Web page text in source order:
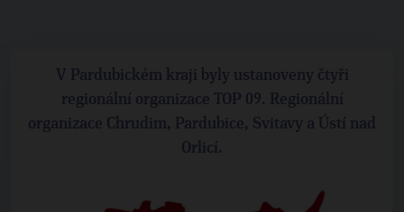
V Pardubickém kraji byly ustanoveny čtyři
regionální organizace TOP 09. Regionální
organizace Chrudim, Pardubice, Svitavy a Ústí nad
Orlicí.